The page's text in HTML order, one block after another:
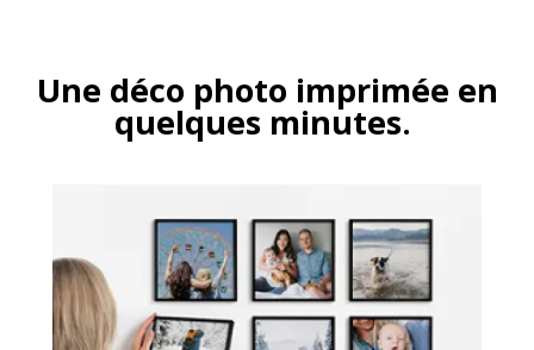
Une déco photo imprimée en
quelques minutes.